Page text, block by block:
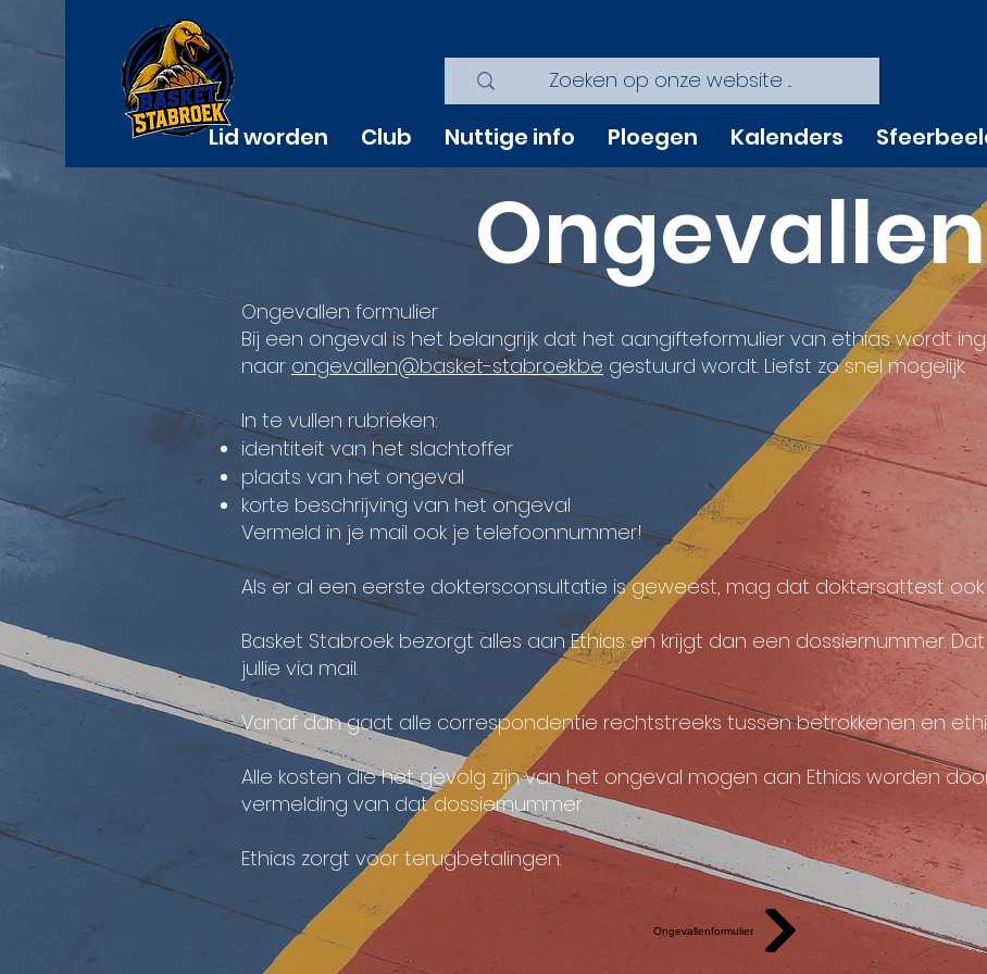
Lid worden Club Nuttige info Ploegen Kalenders
Ongevallen
Ongevallen formulier
Bij een ongeval is het belangrijk dat het aangifteformulier van ethias wordt
naar ongevallen@basket-stabroek.be gestuurd wordt. Liefst zo snel mogelijk.
In te vullen rubrieken:
identiteit van het slachtoffer
plaats van het ongeval
korte beschrijving van het ongeval
Vermeld in je mail ook je telefoonnummer!
Als er al een eerste doktersconsultatie is geweest, mag dat doktersattest
Basket Stabroek bezorgt alles aan Ethias en krijgt dan een dossiernummer.
jullie via mail.
Vanaf dan gaat alle correspondentie rechtstreeks tussen betrokkenen en
Alle kosten die het gevolg zijn van het ongeval mogen aan Ethias worden
vermelding van dat dossiernummer.
Ethias zorgt voor terugbetalingen.
Ongevallenformulier